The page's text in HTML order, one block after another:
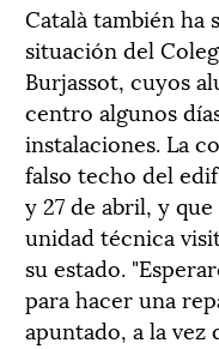
Català también ha
situación del
Burjassot, cuyos
centro algunos
instalaciones. La
falso techo del
y 27 de abril, y
unidad técnica
su estado.
para hacer una
apuntado, a la vez